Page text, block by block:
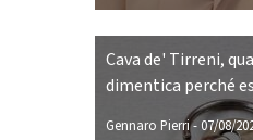
Cava de' Tirreni,
dimentica perché
Gennaro Pierri- 07/08/